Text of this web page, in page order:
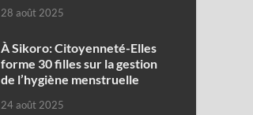
28 août 2025
À Sikoro: Citoyenneté-Elles
forme 30 filles sur la gestion
de l’hygiène menstruelle
24 août 2025